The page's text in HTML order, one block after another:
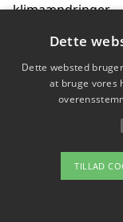
klimaændringer
Hvordan
gaveønsker
Om /
Dette
Dette websted
at bruge vores
TILLAD